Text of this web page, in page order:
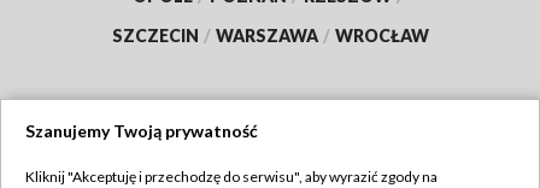
SZCZECIN / WARSZAWA / WROCŁAW
Szanujemy Twoją prywatność
Kliknij "Akceptuję i przechodzę do serwisu", aby wyrazić zgody na